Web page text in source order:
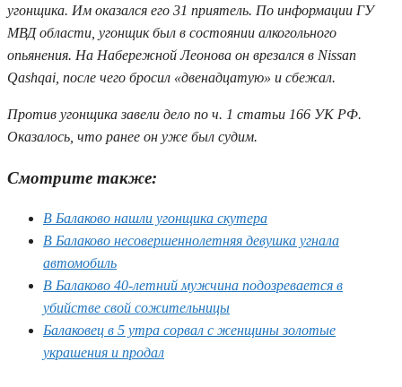
угонщика. Им оказался его 31 приятель. По информации ГУ
МВД области, угонщик был в состоянии алкогольного
опьянения. На Набережной Леонова он врезался в Nissan
Qashqai, после чего бросил «двенадцатую» и сбежал.
Против угонщика завели дело по ч. 1 статьи 166 УК РФ.
Оказалось, что ранее он уже был судим.
Смотрите также:
В Балаково нашли угонщика скутера
В Балаково несовершеннолетняя девушка угнала
автомобиль
В Балаково 40-летний мужчина подозревается в
убийстве свой сожительницы
Балаковец в 5 утра сорвал с женщины золотые
украшения и продал